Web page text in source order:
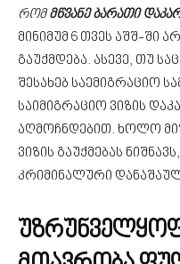
რომმწვანე ბარათი
მინიმუმ 6 თვეს აშშ-ში
გაუქმდება. ასევე, თუ
შესახებ საემიგრაციო
საიმიგრაციო ვიზის
აღმოჩნდებით. ხოლო
ვიზის გაუქმებას
კრიმინალური